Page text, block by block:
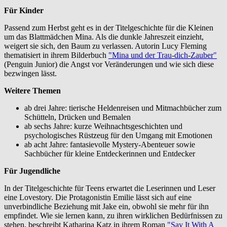
Für Kinder
Passend zum Herbst geht es in der Titelgeschichte für die Kleinen
um das Blattmädchen Mina. Als die dunkle Jahreszeit einzieht,
weigert sie sich, den Baum zu verlassen. Autorin Lucy Fleming
thematisiert in ihrem Bilderbuch "Mina und der Trau-dich-Zauber"
(Penguin Junior) die Angst vor Veränderungen und wie sich diese
bezwingen lässt.
Weitere Themen
ab drei Jahre: tierische Heldenreisen und Mitmachbücher zum
Schütteln, Drücken und Bemalen
ab sechs Jahre: kurze Weihnachtsgeschichten und
psychologisches Rüstzeug für den Umgang mit Emotionen
ab acht Jahre: fantasievolle Mystery-Abenteuer sowie
Sachbücher für kleine Entdeckerinnen und Entdecker
Für Jugendliche
In der Titelgeschichte für Teens erwartet die Leserinnen und Leser
eine Lovestory. Die Protagonistin Emilie lässt sich auf eine
unverbindliche Beziehung mit Jake ein, obwohl sie mehr für ihn
empfindet. Wie sie lernen kann, zu ihren wirklichen Bedürfnissen zu
stehen, beschreibt Katharina Katz in ihrem Roman "Say It With A